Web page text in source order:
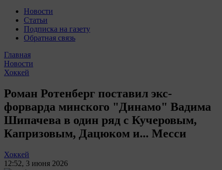
Новости
Статьи
Подписка на газету
Обратная связь
Главная
Новости
Хоккей
Роман Ротенберг поставил экс-
форварда минского "Динамо" Вадима
Шипачева в один ряд с Кучеровым,
Капризовым, Дацюком и... Месси
Хоккей
12:52, 3 июня 2026